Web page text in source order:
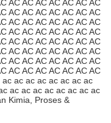
AC AC AC AC AC AC AC
AC AC AC AC AC AC AC
AC AC AC AC AC AC AC
AC AC AC AC AC AC AC
AC AC AC AC AC AC AC
AC AC AC AC AC AC AC
AC AC AC AC AC AC AC
AC AC AC AC AC AC AC
ac ac ac ac ac ac ac
ac ac ac ac ac ac ac ac
Kimia, Proses &